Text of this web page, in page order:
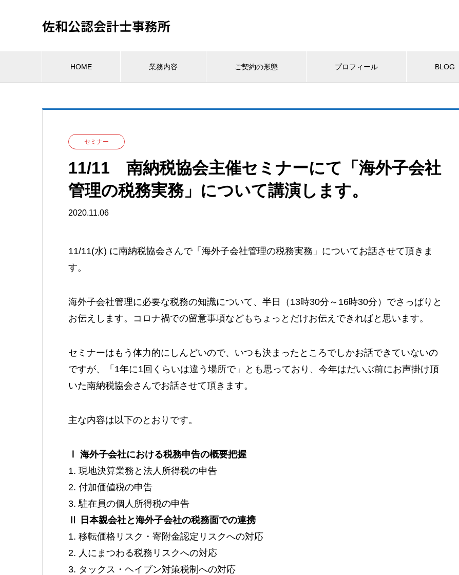
佐和公認会計士事務所
HOME 業務内容 ご契約の形態 プロフィール BLOG
セミナー
11/11 南納税協会主催セミナーにて「海外子会社
管理の税務実務」について講演します。
2020.11.06
11/11(水) に南納税協会さんで「海外子会社管理の税務実務」についてお話させて頂きま
す。
海外子会社管理に必要な税務の知識について、半日（13時30分～16時30分）でさっぱりと
お伝えします。コロナ禍での留意事項などもちょっとだけお伝えできればと思います。
セミナーはもう体力的にしんどいので、いつも決まったところでしかお話できていないの
ですが、「1年に1回くらいは違う場所で」とも思っており、今年はだいぶ前にお声掛け頂
いた南納税協会さんでお話させて頂きます。
主な内容は以下のとおりです。
Ⅰ 海外子会社における税務申告の概要把握
1. 現地決算業務と法人所得税の申告
2. 付加価値税の申告
3. 駐在員の個人所得税の申告
Ⅱ 日本親会社と海外子会社の税務面での連携
1. 移転価格リスク・寄附金認定リスクへの対応
2. 人にまつわる税務リスクへの対応
3. タックス・ヘイブン対策税制への対応